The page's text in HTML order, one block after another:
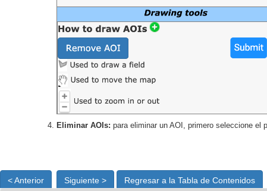
Eliminar AOIs: para eliminar un AOI, primero seleccione el
< Anterior Siguiente > Regresar a la Tabla de Contenidos